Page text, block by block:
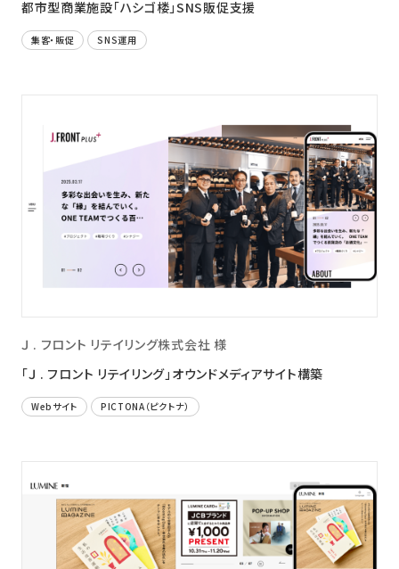
都市型商業施設「ハシゴ楼」SNS販促支援
集客・販促 SNS運用
Ｊ . フロント リテイリング株式会社 様
「Ｊ . フロント リテイリング」オウンドメディアサイト構築
Webサイト PICTONA（ピクトナ）